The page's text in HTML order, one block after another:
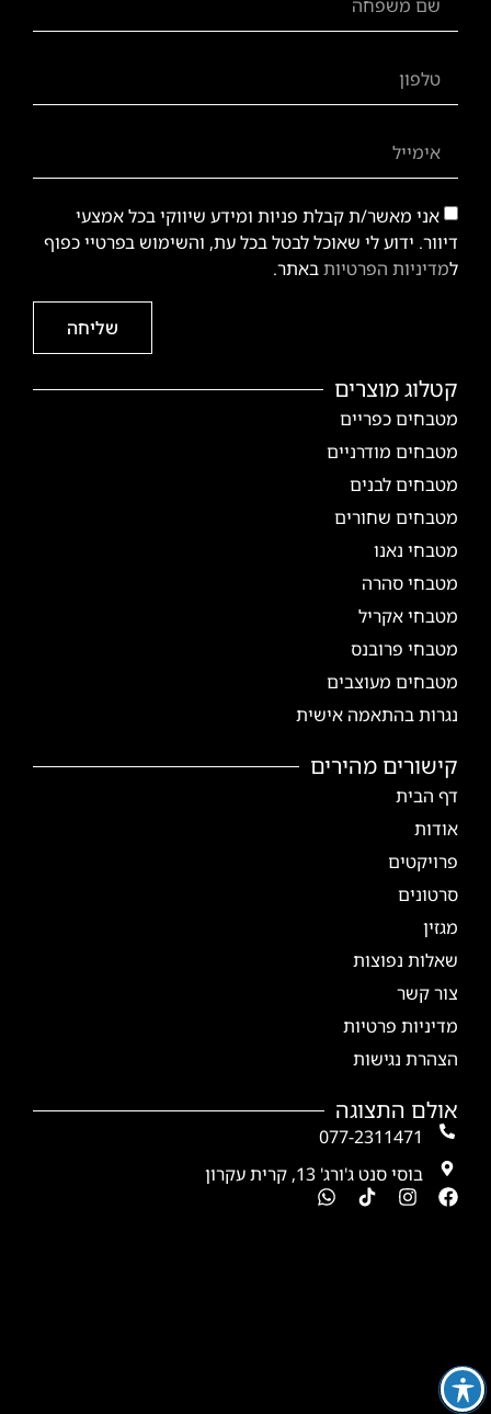
קטלוג מוצרים
מטבחים כפריים
מטבחים מודרניים
מטבחים לבנים
מטבחים שחורים
מטבחי נאנו
מטבחי סהרה
מטבחי אקריל
מטבחי פרובנס
מטבחים מעוצבים
נגרות בהתאמה אישית
קישורים מהירים
דף הבית
אודות
פרויקטים
סרטונים
מגזין
שאלות נפוצות
צור קשר
מדיניות פרטיות
הצהרת נגישות
אולם התצוגה
077-2311471
בוסי סנט ג'ורג' 13, קרית עקרון
אני מאשר/ת קבלת פניות ומידע שיווקי בכל אמצעי
דיוור. ידוע לי שאוכל לבטל בכל עת, והשימוש בפרטיי כפוף
למדיניות הפרטיותבאתר.
שליחה